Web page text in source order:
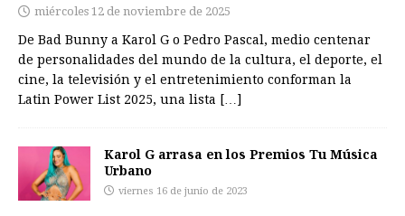
miércoles 12 de noviembre de 2025
De Bad Bunny a Karol G o Pedro Pascal, medio centenar
de personalidades del mundo de la cultura, el deporte, el
cine, la televisión y el entretenimiento conforman la
Latin Power List 2025, una lista […]
Karol G arrasa en los Premios Tu Música
Urbano
viernes 16 de junio de 2023